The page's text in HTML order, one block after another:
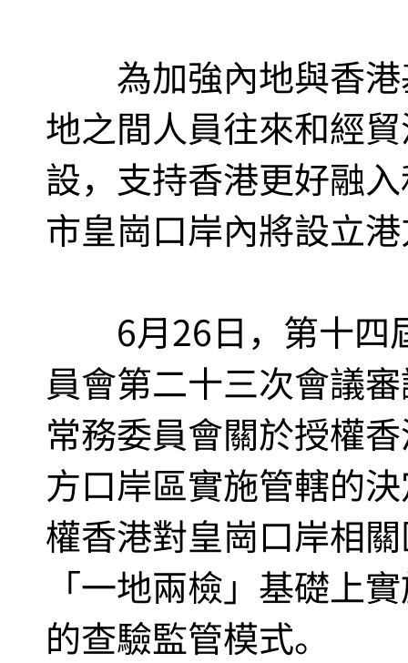
為加強內地與香港
地之間人員往來和經
設，支持香港更好融
市皇崗口岸內將設立
6月26日，第十四
員會第二十三次會議
常務委員會關於授權
方口岸區實施管轄的
權香港對皇崗口岸相
「一地兩檢」基礎上
的查驗監管模式。